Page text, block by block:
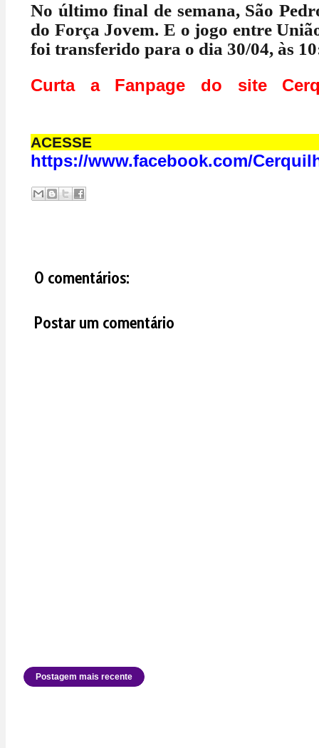
No último final de semana, São
do Força Jovem. E o jogo entre
foi transferido para o dia 30/04, às
Curta a Fanpage do site
https://www.facebook.com/
0 comentários:
Postar um comentário
Postagem mais recente